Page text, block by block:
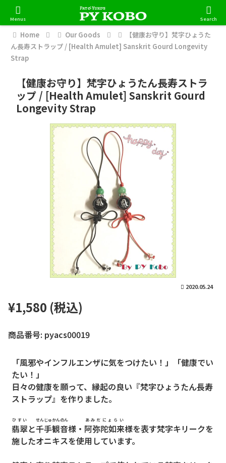
Home Our Goods
【健康お守り】梵字ひょうた
ん長寿ストラップ / [Health Amulet] Sanskrit Gourd Longevity
Strap
【健康お守り】梵字ひょうたん長寿ストラ
ップ / [Health Amulet] Sanskrit Gourd
Longevity Strap
2020.05.24
¥1,580 (税込)
商品番号: pyacs00019
「風邪やインフルエンザに気をつけたい！」「健康でい
たい！」
日々の健康を願って、縁起の良い『梵字ひょうたん長寿
ストラップ』を作りました。
翡翠
ひすい
と千手観音
せんじゅかんのん
様・ 阿弥陀如来
あみだにょらい
様を表す梵字キリークを
施したオニキスを使用しています。
Menus Search